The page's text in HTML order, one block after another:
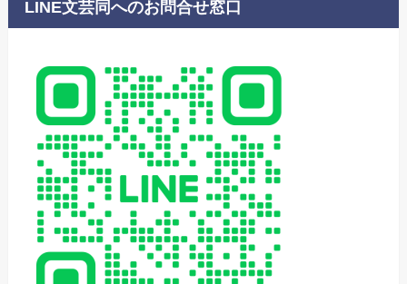
LINE文芸同へのお問合せ窓口